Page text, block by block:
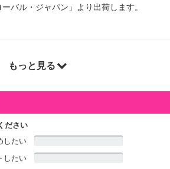
バル・ジャパン」より出荷します。
もっと見る
ださい
したい
したい